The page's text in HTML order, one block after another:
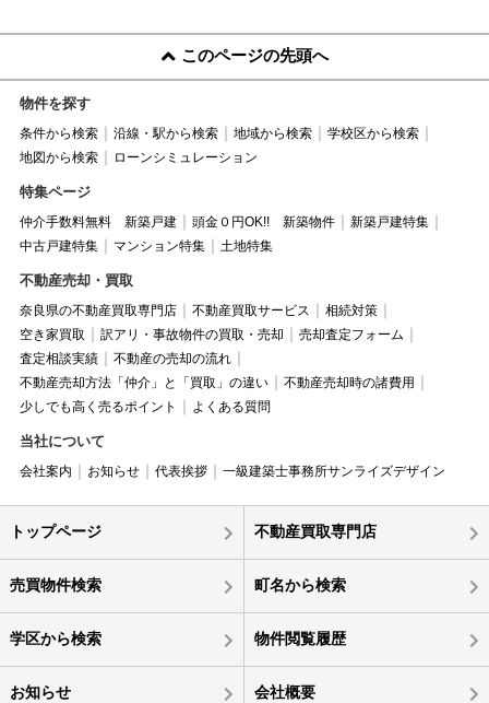
このページの先頭へ
物件を探す
条件から検索 沿線・駅から検索 地域から検索
学校区から検索
地図から検索
ローンシミュレーション
特集ページ
仲介手数料無料 新築戸建 頭金０円OK!! 新築物件
新築戸建特集
中古戸建特集
マンション特集 土地特集
不動産売却・買取
奈良県の不動産買取専門店 不動産買取サービス
相続対策
空き家買取
訳アリ・事故物件の買取・売却
売却査定フォーム
査定相談実績
不動産の売却の流れ
不動産売却方法「仲介」と「買取」の違い
不動産売却時の諸費用
少しでも高く売るポイント
よくある質問
当社について
会社案内 お知らせ 代表挨拶 一級建築士事務所サンライズデザイン
トップページ 不動産買取専門店
売買物件検索 町名から検索
学区から検索 物件閲覧履歴
お知らせ 会社概要